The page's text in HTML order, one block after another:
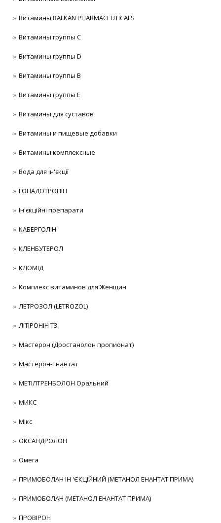
Витамины BALKAN PHARMACEUTICALS
Витамины группы C
Витамины группы D
Витамины группы В
Витамины группы Е
Витамины для суставов
Витамины и пищевые добавки
Витамины комплексные
Вода для ін'єкції
ГОНАДОТРОПІН
Ін'єкційні препарати
КАБЕРГОЛІН
КЛЕНБУТЕРОЛ
КЛОМІД
Комплекс витаминов для Женщин
ЛЕТРОЗОЛ (LETROZOL)
ЛІТІРОНІН Т3
Мастерон (Дростанолон пропионат)
Мастерон-Енантат
МЕТІЛТРЕНБОЛОН Оральний
МИКС
Мікс
ОКСАНДРОЛОН
Омега
ПРИМОБОЛАН ІН 'ЄКЦІЙНИЙ (МЕТАНОЛ ЕНАНТАТ ПРИМА)
ПРИМОБОЛАН (МЕТАНОЛ ЕНАНТАТ ПРИМА)
ПРОВІРОН